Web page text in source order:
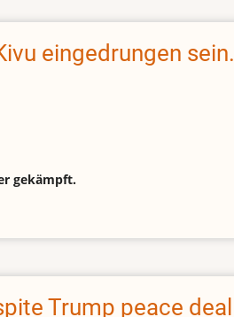
eingedrungen sein.
gekämpft.
Trump peace deal